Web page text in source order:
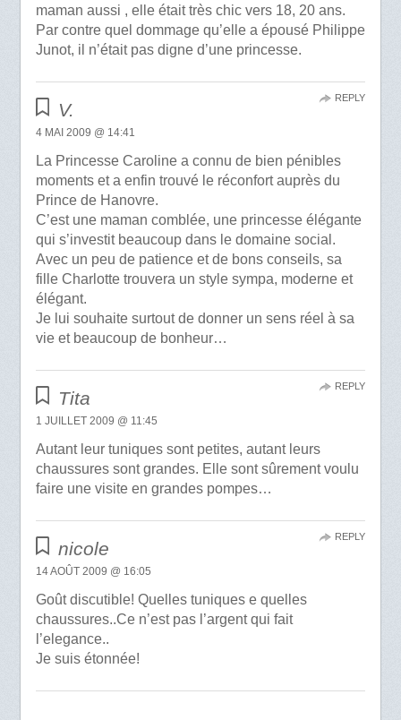
maman aussi , elle était très chic vers 18, 20 ans.
Par contre quel dommage qu’elle a épousé Philippe
Junot, il n’était pas digne d’une princesse.
V.
4 MAI 2009 @ 14:41
La Princesse Caroline a connu de bien pénibles
moments et a enfin trouvé le réconfort auprès du
Prince de Hanovre.
C’est une maman comblée, une princesse élégante
qui s’investit beaucoup dans le domaine social.
Avec un peu de patience et de bons conseils, sa
fille Charlotte trouvera un style sympa, moderne et
élégant.
Je lui souhaite surtout de donner un sens réel à sa
vie et beaucoup de bonheur…
REPLY
Tita
1 JUILLET 2009 @ 11:45
Autant leur tuniques sont petites, autant leurs
chaussures sont grandes. Elle sont sûrement voulu
faire une visite en grandes pompes…
REPLY
nicole
14 AOÛT 2009 @ 16:05
Goût discutible! Quelles tuniques e quelles
chaussures..Ce n’est pas l’argent qui fait
l’elegance..
Je suis étonnée!
REPLY